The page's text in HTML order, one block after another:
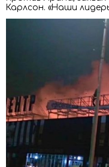
Карлсон. «Наши